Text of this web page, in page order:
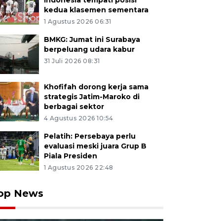
kedua klasemen sementara
1 Agustus 2026 06:31
BMKG: Jumat ini Surabaya
berpeluang udara kabur
31 Juli 2026 08:31
Khofifah dorong kerja sama
strategis Jatim-Maroko di
berbagai sektor
4 Agustus 2026 10:54
Pelatih: Persebaya perlu
evaluasi meski juara Grup B
Piala Presiden
1 Agustus 2026 22:48
News